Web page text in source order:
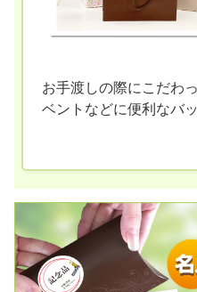
お手渡しの際にこだわ
ベントなどに便利なバ